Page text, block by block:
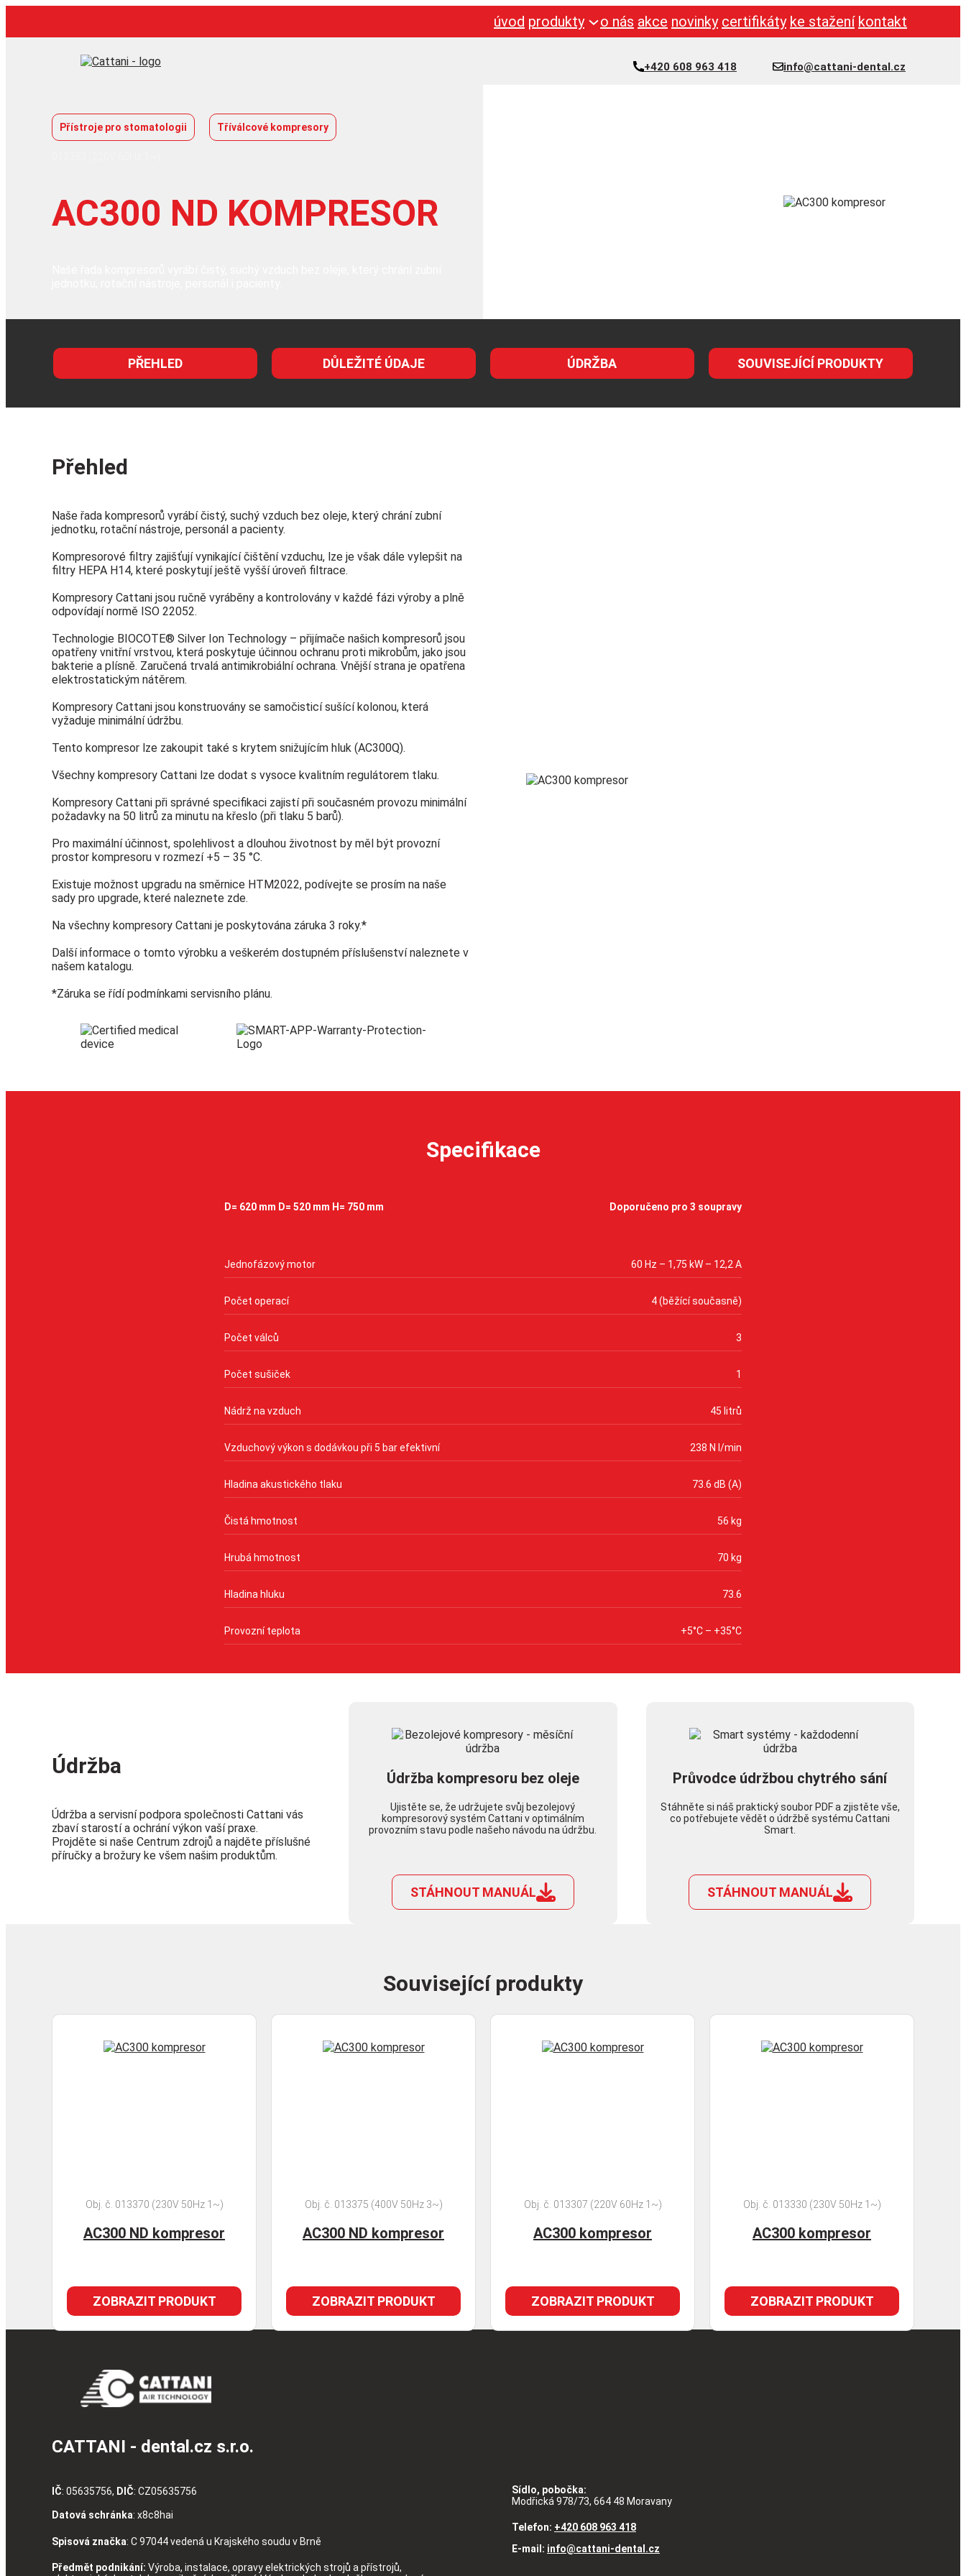
obsah
úvod produkty o nás akce novinky certifikáty ke stažení kontakt
info@cattani-dental.cz
+420 608 963 418
Přístroje pro stomatologii Tříválcové kompresory
AC300 ND KOMPRESOR
PŘEHLED DŮLEŽITÉ ÚDAJE ÚDRŽBA SOUVISEJÍCÍ PRODUKTY
Přehled
Naše řada kompresorů vyrábí čistý, suchý vzduch bez oleje, který chrání zubní
jednotku, rotační nástroje, personál a pacienty.
Kompresorové filtry zajišťují vynikající čištění vzduchu, lze je však dále vylepšit na
filtry HEPA H14, které poskytují ještě vyšší úroveň filtrace.
Kompresory Cattani jsou ručně vyráběny a kontrolovány v každé fázi výroby a plně
odpovídají normě ISO 22052.
Technologie BIOCOTE® Silver Ion Technology – přijímače našich kompresorů jsou
opatřeny vnitřní vrstvou, která poskytuje účinnou ochranu proti mikrobům, jako jsou
bakterie a plísně. Zaručená trvalá antimikrobiální ochrana. Vnější strana je opatřena
elektrostatickým nátěrem.
Kompresory Cattani jsou konstruovány se samočisticí sušící kolonou, která
vyžaduje minimální údržbu.
Tento kompresor lze zakoupit také s krytem snižujícím hluk (AC300Q).
Všechny kompresory Cattani lze dodat s vysoce kvalitním regulátorem tlaku.
Kompresory Cattani při správné specifikaci zajistí při současném provozu minimální
požadavky na 50 litrů za minutu na křeslo (při tlaku 5 barů).
Pro maximální účinnost, spolehlivost a dlouhou životnost by měl být provozní
prostor kompresoru v rozmezí +5 – 35 °C.
Existuje možnost upgradu na směrnice HTM2022, podívejte se prosím na naše
sady pro upgrade, které naleznete zde.
Na všechny kompresory Cattani je poskytována záruka 3 roky.*
Další informace o tomto výrobku a veškerém dostupném příslušenství naleznete v
našem katalogu.
*Záruka se řídí podmínkami servisního plánu.
Specifikace
D= 620 mm D= 520 mm H= 750 mm Doporučeno pro 3 soupravy
Jednofázový motor 60 Hz – 1,75 kW – 12,2 A
Počet operací 4 (běžící současně)
Počet válců 3
Počet sušiček 1
Nádrž na vzduch 45 litrů
Vzduchový výkon s dodávkou při 5 bar efektivní 238 N l/min
Hladina akustického tlaku 73.6 dB (A)
Čistá hmotnost 56 kg
Hrubá hmotnost 70 kg
Hladina hluku 73.6
Provozní teplota +5°C – +35°C
Údržba
Údržba a servisní podpora společnosti Cattani vás
zbaví starostí a ochrání výkon vaší praxe.
Projděte si naše Centrum zdrojů a najděte příslušné
příručky a brožury ke všem našim produktům.
Údržba kompresoru bez oleje
Ujistěte se, že udržujete svůj bezolejový
kompresorový systém Cattani v optimálním
provozním stavu podle našeho návodu na údržbu.
STÁHNOUT MANUÁL
Průvodce údržbou chytrého sání
Stáhněte si náš praktický soubor PDF a zjistěte vše,
co potřebujete vědět o údržbě systému Cattani
Smart.
STÁHNOUT MANUÁL
Související produkty
Obj. č. 013370 (230V 50Hz 1~)
AC300 ND kompresor
ZOBRAZIT PRODUKT
Obj. č. 013375 (400V 50Hz 3~)
AC300 ND kompresor
ZOBRAZIT PRODUKT
Obj. č. 013307 (220V 60Hz 1~)
AC300 kompresor
ZOBRAZIT PRODUKT
Obj. č. 013330 (230V 50Hz 1~)
AC300 kompresor
ZOBRAZIT PRODUKT
CATTANI - dental.cz s.r.o.
IČ: 05635756, DIČ: CZ05635756
Datová schránka: x8c8hai
Spisová značka: C 97044 vedená u Krajského soudu v Brně
Předmět podnikání: Výroba, instalace, opravy elektrických strojů a přístrojů,
Sídlo, pobočka:
Modřická 978/73, 664 48 Moravany
Telefon: +420 608 963 418
E-mail: info@cattani-dental.cz